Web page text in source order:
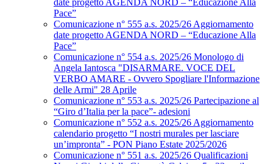
date progetto AGENDA NORD – “Educazione Alla
Pace”
Comunicazione n° 555 a.s. 2025/26 Aggiornamento
date progetto AGENDA NORD – “Educazione Alla
Pace”
Comunicazione n° 554 a.s. 2025/26 Monologo di
Angela Iantosca "DISARMARE. VOCE DEL
VERBO AMARE - Ovvero Spogliare l'Informazione
delle Armi" 28 Aprile
Comunicazione n° 553 a.s. 2025/26 Partecipazione al
“Giro d’Italia per la pace”- adesioni
Comunicazione n° 552 a.s. 2025/26 Aggiornamento
calendario progetto “I nostri murales per lasciare
un’impronta” - PON Piano Estate 2025/2026
Comunicazione n° 551 a.s. 2025/26 Qualificazioni